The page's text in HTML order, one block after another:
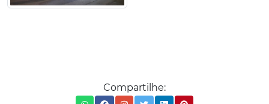
Compartilhe: